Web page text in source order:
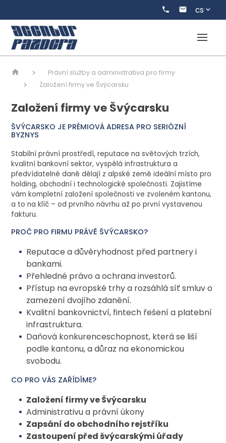
cs
Právní služby a administrativa pro firmy
Založení firmy ve Švýcarsku
Založení firmy ve Švýcarsku
ŠVÝCARSKO JE PRÉMIOVÁ ADRESA PRO SERIÓZNÍ
BYZNYS
Stabilní právní prostředí, reputace na světových trzích,
kvalitní bankovní sektor, vyspělá infrastruktura a
předvídatelné daně dělají z alpské země ideální místo pro
holding, obchodní i technologické společnosti. Zajistíme
vám kompletní založení společnosti ve zvoleném kantonu,
a to na klíč – od prvního návrhu až po první vystavenou
fakturu.
PROČ PRO FIRMU PRÁVĚ ŠVÝCARSKO?
Reputace a důvěryhodnost před partnery i
bankami.
Přehledné právo a ochrana investorů.
Přístup na evropské trhy a rozsáhlá síť smluv o
zamezení dvojího zdanění.
Kvalitní bankovnictví, fintech řešení a platební
infrastruktura.
Daňová konkurenceschopnost, která se liší
podle kantonu, a důraz na ekonomickou
svobodu.
CO PRO VÁS ZAŘÍDÍME?
Založení firmy ve Švýcarsku
Administrativu a právní úkony
Zapsání do obchodního rejstříku
Zastoupení před švýcarskými úřady